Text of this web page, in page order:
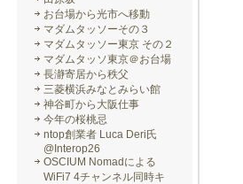
お台場から光市へ移動
マダムタッソーその３
マダムタッソー東京 その２
マダムタッソ東京＠お台場
長瀞寄居から秩父
三菱横浜みなとみらい館
神谷町から大阪仕事
今年の桜桃忌
ntop創業者 Luca Deri氏
@Interop26
OSCIUM Nomadによる
WiFi7 4チャンネル同時キ